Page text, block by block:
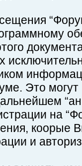
Это
на
коорые
и